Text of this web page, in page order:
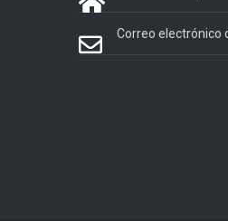
Correo electrónico